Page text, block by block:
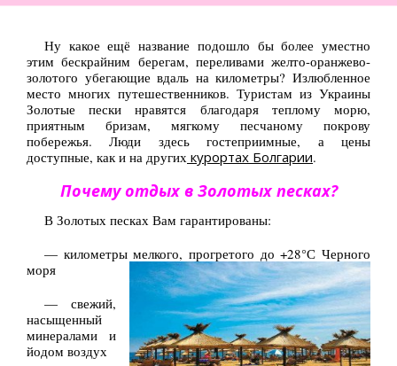
Ну какое ещё название подошло бы более уместно
этим бескрайним берегам, переливами желто-оранжево-
золотого убегающие вдаль на километры? Излюбленное
место многих путешественников. Туристам из Украины
Золотые пески нравятся благодаря теплому морю,
приятным бризам, мягкому песчаному покрову
побережья. Люди здесь гостеприимные, а цены
доступные, как и на других курортах Болгарии.
Почему отдых в Золотых песках?
В Золотых песках Вам гарантированы:
— километры мелкого, прогретого до +28°С Черного
моря
— свежий,
насыщенный
минералами и
йодом воздух